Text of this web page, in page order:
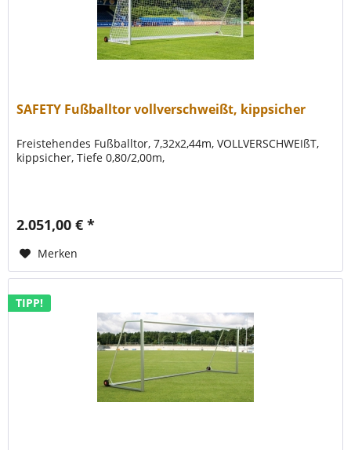
SAFETY Fußballtor vollverschweißt, kippsicher
Freistehendes Fußballtor, 7,32x2,44m, VOLLVERSCHWEIßT,
kippsicher, Tiefe 0,80/2,00m,
2.051,00 € *
Merken
TIPP!